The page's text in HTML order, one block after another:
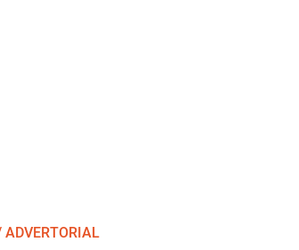
ADVERTORIAL